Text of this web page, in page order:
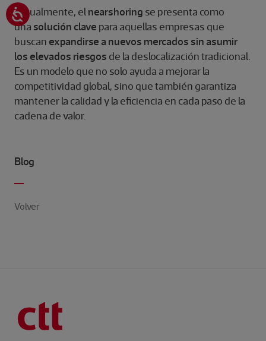
Actualmente, el nearshoring se presenta como
una solución clave para aquellas empresas que
buscan expandirse a nuevos mercados sin asumir
los elevados riesgos de la deslocalización tradicional.
Es un modelo que no solo ayuda a mejorar la
competitividad global, sino que también garantiza
mantener la calidad y la eficiencia en cada paso de la
cadena de valor.
Blog
Volver